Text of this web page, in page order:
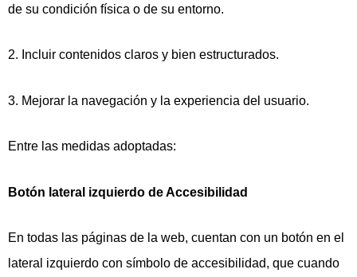
de su condición física o de su entorno.
2. Incluir contenidos claros y bien estructurados.
3. Mejorar la navegación y la experiencia del usuario.
Entre las medidas adoptadas:
Botón lateral izquierdo de Accesibilidad
En todas las páginas de la web, cuentan con un botón en el
lateral izquierdo con símbolo de accesibilidad, que cuando